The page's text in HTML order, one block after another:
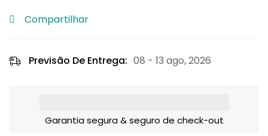
Compartilhar
Previsão De Entrega: 08 - 13 ago, 2026
Garantia segura & seguro de check-out